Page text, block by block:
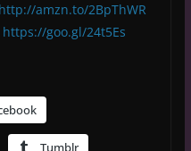
http://amzn.to/2BpThWR
https://goo.gl/24t5Es
Tumblr